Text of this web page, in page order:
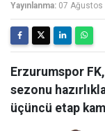
Yayınlanma: 07 Ağustos
Erzurumspor
sezonu
üçüncü etap